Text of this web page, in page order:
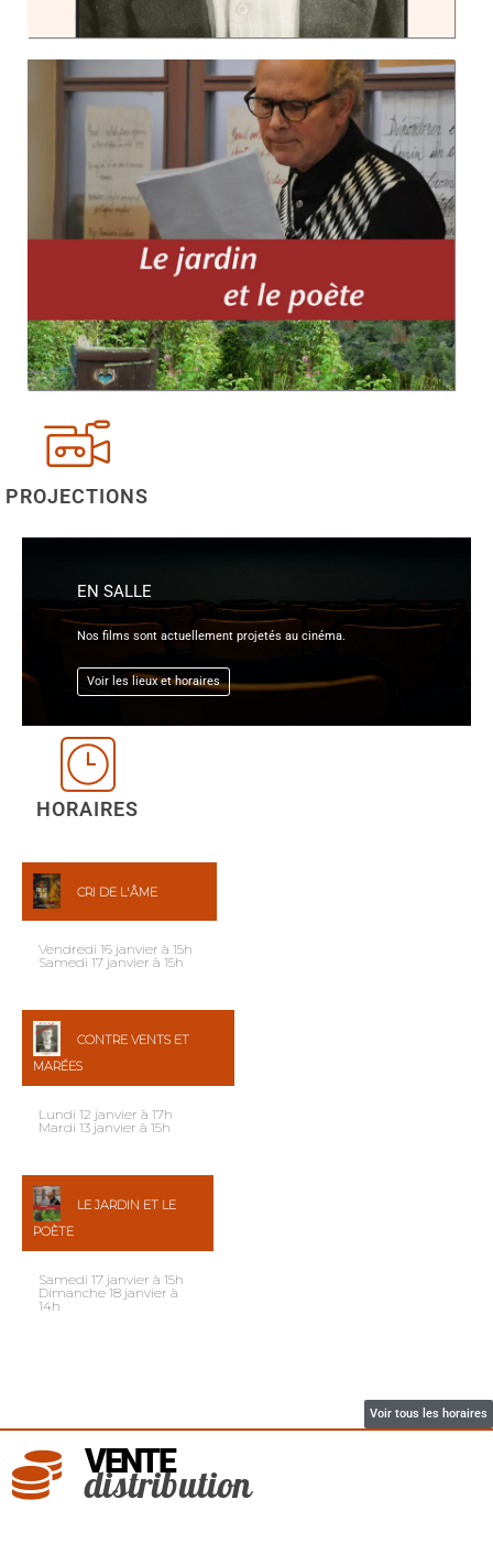
PROJECTIONS
EN SALLE
Nos films sont actuellement projetés au cinéma.
Voir les lieux et horaires
HORAIRES
CRI DE L'ÂME
Vendredi 16 janvier à 15h
Samedi 17 janvier à 15h
CONTRE VENTS ET
MARÉES
Lundi 12 janvier à 17h
Mardi 13 janvier à 15h
LE JARDIN ET LE
POÈTE
Samedi 17 janvier à 15h
Dimanche 18 janvier à
14h
Voir tous les horaires
VENTE
distribution